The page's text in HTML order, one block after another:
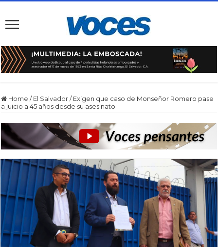
Home / El Salvador / Exigen que caso de Monseñor Romero pase
a juicio a 45 años desde su asesinato